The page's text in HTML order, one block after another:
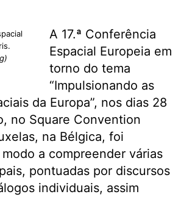
A 17.ª Conferência
Espacial Europeia em
torno do tema
“Impulsionando as
da Europa”, nos dias 28
no Square Convention
na Bélgica, foi
a compreender várias
pontuadas por discursos
individuais, assim